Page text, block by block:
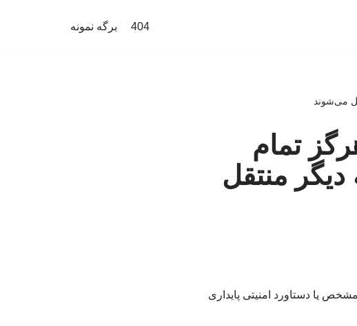
404 برگه نمونه
می‌شوند
تمام
منتقل
یا دستاورد امنیتی پایداری